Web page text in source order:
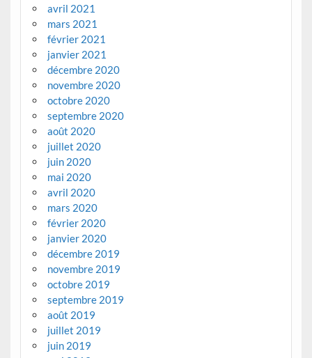
avril 2021
mars 2021
février 2021
janvier 2021
décembre 2020
novembre 2020
octobre 2020
septembre 2020
août 2020
juillet 2020
juin 2020
mai 2020
avril 2020
mars 2020
février 2020
janvier 2020
décembre 2019
novembre 2019
octobre 2019
septembre 2019
août 2019
juillet 2019
juin 2019